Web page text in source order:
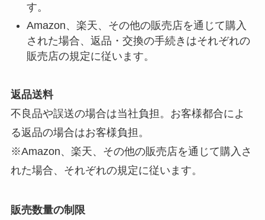
す。
Amazon、楽天、その他の販売店を通じて購入
された場合、返品・交換の手続きはそれぞれの
販売店の規定に従います。
返品送料
不良品や誤送の場合は当社負担。お客様都合によ
る返品の場合はお客様負担。
※Amazon、楽天、その他の販売店を通じて購入さ
れた場合、それぞれの規定に従います。
販売数量の制限